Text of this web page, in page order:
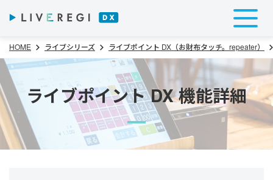
HOME ライブシリーズ ライブポイント DX（お財布タッチ。repeater）
ライブポイント DX 機能詳細